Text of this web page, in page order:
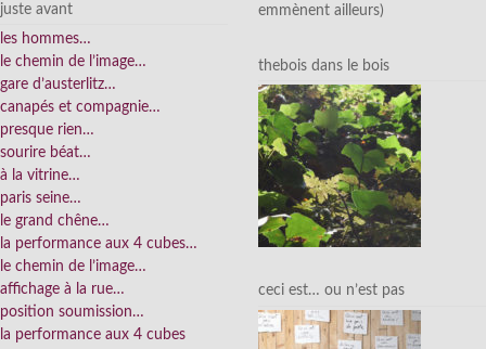
juste avant
les hommes…
le chemin de l’image…
gare d’austerlitz…
canapés et compagnie…
presque rien…
sourire béat…
à la vitrine…
paris seine…
le grand chêne…
la performance aux 4 cubes…
le chemin de l’image…
affichage à la rue…
position soumission…
la performance aux 4 cubes
emmènent ailleurs)
thebois dans le bois
ceci est… ou n’est pas